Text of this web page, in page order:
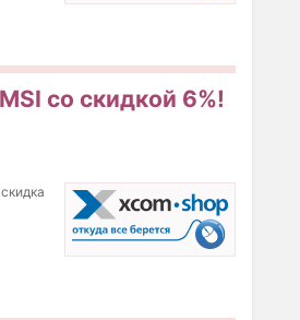
со скидкой 6%!